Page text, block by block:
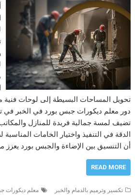
تحويل المساحات البسيطة إلى لوحات فنية
دور معلم ديكورات جبس بورد في الخبر في
تضيف لمسة جمالية فريدة للمنازل
الدقة في التنفيذ واختيار الخامات
أن التنسيق بين الإضاءة والجبس بورد
READ MORE
تكسير وترميم بالدمام والخبر معلم ديكورات